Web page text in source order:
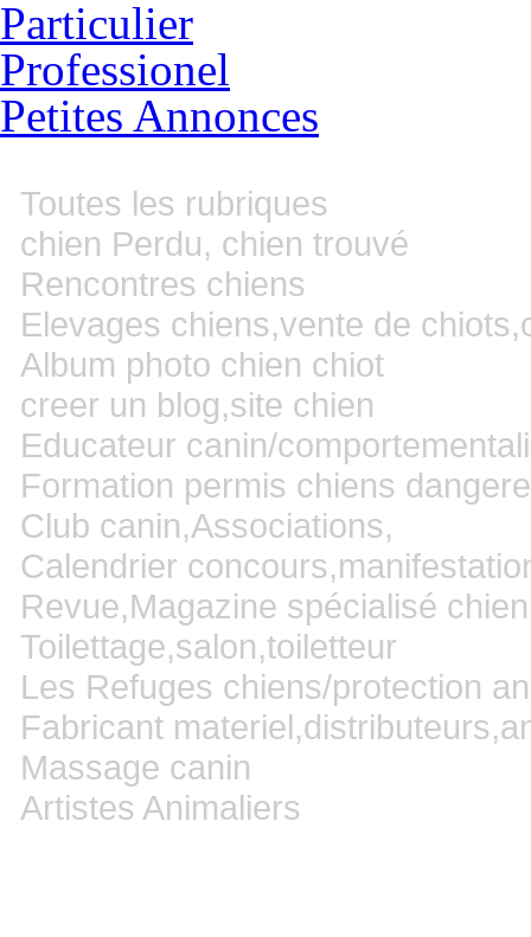
Particulier
Professionel
Petites Annonces
Toutes les rubriques
chien Perdu, chien trouvé
Rencontres chiens
Elevages chiens,vente de
Album photo chien chiot
creer un blog,site chien
Educateur canin/
Formation permis chiens
Club canin,Associations,
Calendrier
Revue,Magazine spécialisé
Toilettage,salon,toiletteur
Les Refuges chiens/protection
Fabricant
Massage canin
Artistes Animaliers